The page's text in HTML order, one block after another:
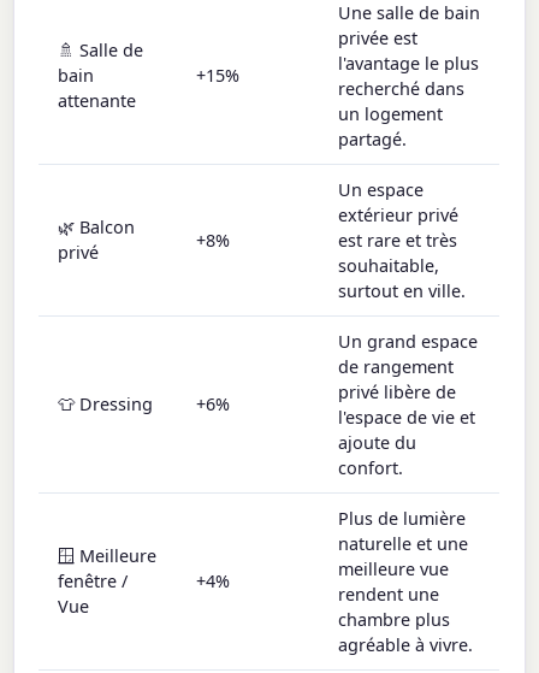
🚿 Salle de
bain
attenante
+15%
Une salle de bain
privée est
l'avantage le plus
recherché dans
un logement
partagé.
🌿 Balcon
privé
+8%
Un espace
extérieur privé
est rare et très
souhaitable,
surtout en ville.
👕 Dressing +6%
Un grand espace
de rangement
privé libère de
l'espace de vie et
ajoute du
confort.
🪟 Meilleure
fenêtre /
Vue
+4%
Plus de lumière
naturelle et une
meilleure vue
rendent une
chambre plus
agréable à vivre.